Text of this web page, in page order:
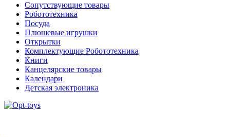
Сопутствующие товары
Робототехника
Посуда
Плюшевые игрушки
Открытки
Комплектующие Робототехника
Книги
Канцелярские товары
Календари
Детская электроника